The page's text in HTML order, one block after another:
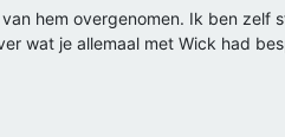
hem overgenomen. Ik ben zelf
wat je allemaal met Wick had